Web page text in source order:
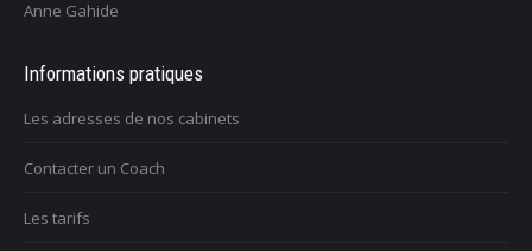
Anne Gahide
Informations pratiques
Les adresses de nos cabinets
Contacter un Coach
Les tarifs